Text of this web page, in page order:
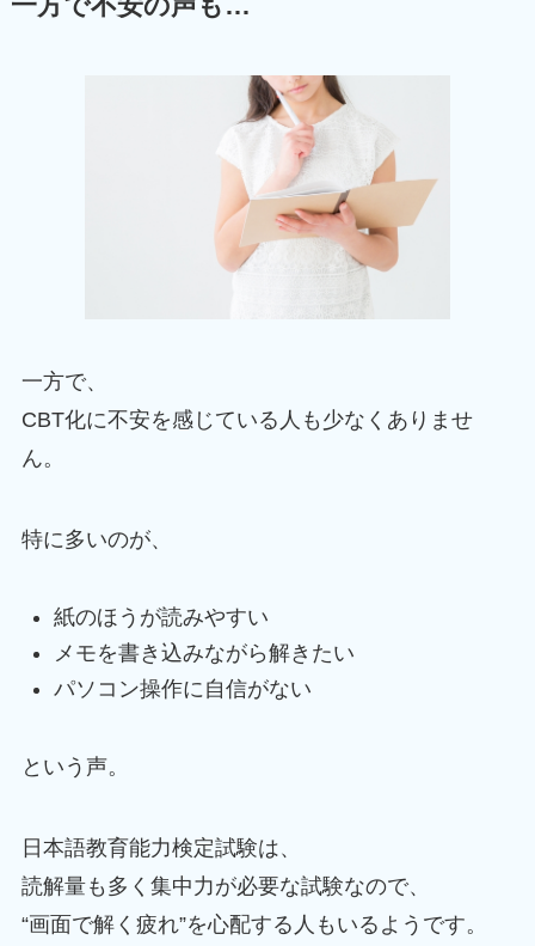
一方で不安の声も…
一方で、
CBT化に不安を感じている人も少なくありませ
ん。
特に多いのが、
紙のほうが読みやすい
メモを書き込みながら解きたい
パソコン操作に自信がない
という声。
日本語教育能力検定試験は、
読解量も多く集中力が必要な試験なので、
“画面で解く疲れ”を心配する人もいるようです。